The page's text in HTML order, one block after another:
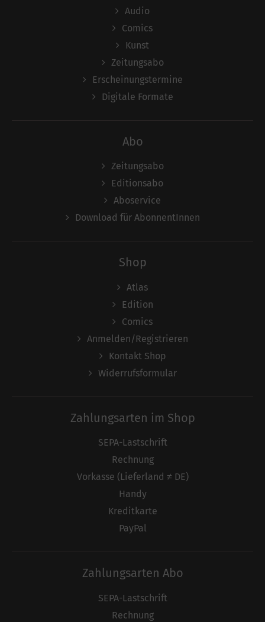
Audio
Comics
Kunst
Zeitungsabo
Erscheinungstermine
Digitale Formate
Abo
Zeitungsabo
Editionsabo
Aboservice
Download für AbonnentInnen
Shop
Atlas
Edition
Comics
Anmelden/Registrieren
Kontakt Shop
Widerrufsformular
Zahlungsarten im Shop
SEPA-Lastschrift
Rechnung
Vorkasse (Lieferland ≠ DE)
Handy
Kreditkarte
PayPal
Zahlungsarten Abo
SEPA-Lastschrift
Rechnung